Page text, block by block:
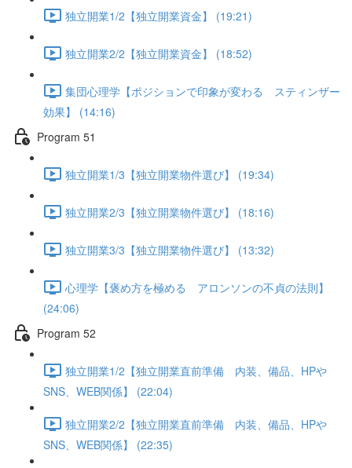
独立開業1/2【独立開業資金】 (19:21)
独立開業2/2【独立開業資金】 (18:52)
集団心理学【ポジションで印象が変わる スティンザー
効果】 (14:16)
Program 51
独立開業1/3【独立開業物件選び】 (19:34)
独立開業2/3【独立開業物件選び】 (18:16)
独立開業3/3【独立開業物件選び】 (13:32)
心理学【褒め方を極める アロンソンの不貞の法則】
(24:06)
Program 52
独立開業1/2【独立開業直前準備 内装、備品、HPや
SNS、WEB関係】 (22:04)
独立開業2/2【独立開業直前準備 内装、備品、HPや
SNS、WEB関係】 (22:35)